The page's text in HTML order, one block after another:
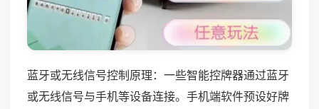
蓝牙或无线信号控制原理：一些智能控牌器通过蓝牙
或无线信号与手机等设备连接。手机端软件预设好牌